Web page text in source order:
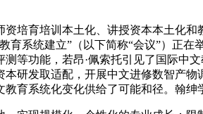
育培训本土化、讲授资本本土化和
育系统建立”（以下简称“会议”）正
测等功能，若昂·佩索托引见了国际中
本研发取适配，开展中文进修数智产
教育系统化变化供给了可能和径。翰绅